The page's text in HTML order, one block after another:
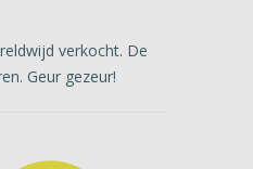
verkocht. De
Geur gezeur!